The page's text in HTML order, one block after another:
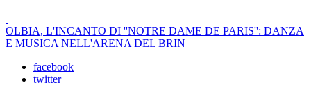
OLBIA, L'INCANTO DI ''NOTRE DAME DE PARIS'': DANZA
E MUSICA NELL'ARENA DEL BRIN
facebook
twitter